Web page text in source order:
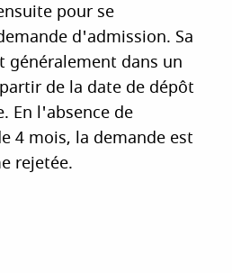
pour se
d'admission. Sa
généralement dans un
de la date de dépôt
En l'absence de
4 mois, la demande est
rejetée.